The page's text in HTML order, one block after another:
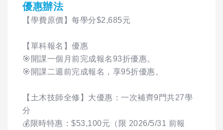
優惠辦法
【學費原價】每學分$2,685元
【單科報名】優惠
🎯開課一個月前完成報名93折優惠。
🎯開課二週前完成報名，享95折優惠。
【土木技師全修】大優惠：一次補齊9門共27學
分
💰限時特惠：$53,100元（限 2026/5/31 前報